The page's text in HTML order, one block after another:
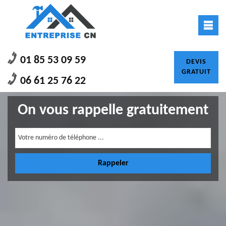
01 85 53 09 59
06 61 25 76 22
DEVIS
GRATUIT
On vous rappelle gratuitement